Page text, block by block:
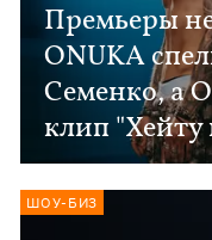
Премьеры
ONUKA
Семенко, а
клип "Хейту
ШОУ-БИЗ